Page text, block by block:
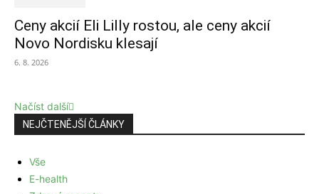
Ceny akcií Eli Lilly rostou, ale ceny akcií
Novo Nordisku klesají
6. 8. 2026
Načíst další
NEJČTENĚJŠÍ ČLÁNKY
Vše
E-health